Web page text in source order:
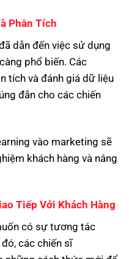
Phân Tích
dẫn đến việc sử dụng
phổ biến. Các
tích và đánh giá dữ liệu
đắn cho các chiến
vào marketing sẽ
khách hàng và nâng
Tiếp Với Khách Hàng
có sự tương tác
các chiến sĩ